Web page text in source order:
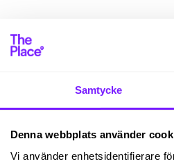
Samtycke
Denna webbplats använder
Vi använder enhetsidentifierare
med oss blir du en del av
med spännande jobb i
oss